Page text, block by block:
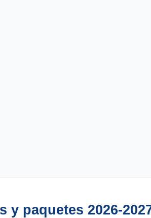
paquetes 2026-